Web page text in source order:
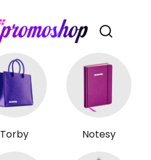
Otwórz
Torby Notesy